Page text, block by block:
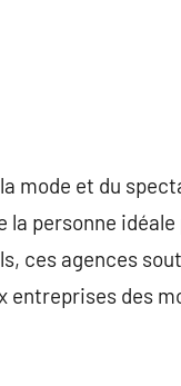
mode et du
personne
ces agences
entreprises des